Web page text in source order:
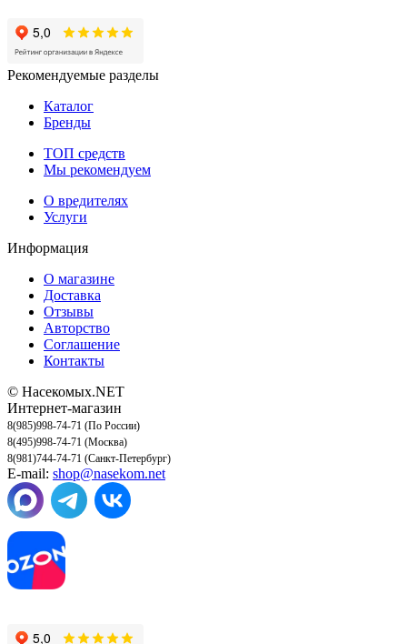
Рекомендуемые разделы
Каталог
Бренды
ТОП средств
Мы рекомендуем
О вредителях
Услуги
Информация
О магазине
Доставка
Отзывы
Авторство
Соглашение
Контакты
© Насекомых.NET
Интернет-магазин
8(985)998-74-71 (По России)
8(495)998-74-71 (Москва)
8(981)744-74-71 (Санкт-Петербург)
E-mail: shop@nasekom.net